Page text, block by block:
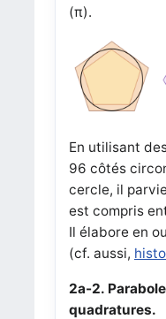
(π).
En utilisant
96 côtés
cercle, il
est compris
Il élabore en
(cf. aussi,
2a-2.
quadratures.